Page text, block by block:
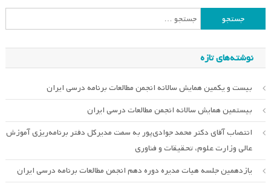
جستجو
برای:
نوشته‌های تازه
بیست و یکمین همایش سالانه انجمن مطالعات برنامه درسی ایران
بیستمین همایش سالانه انجمن مطالعات درسی ایران
انتصاب آقای دکتر محمد جوادی‌پور به سمت مدیرکل دفتر برنامه‌ریزی آموزش
عالی وزارت علوم، تحقیقات و فناوری
یازدهمین جلسه هیات مدیره دوره دهم انجمن مطالعات برنامه درسی ایران